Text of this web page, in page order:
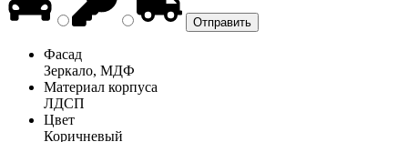
Фасад
Зеркало, МДФ
Материал корпуса
ЛДСП
Цвет
Коричневый